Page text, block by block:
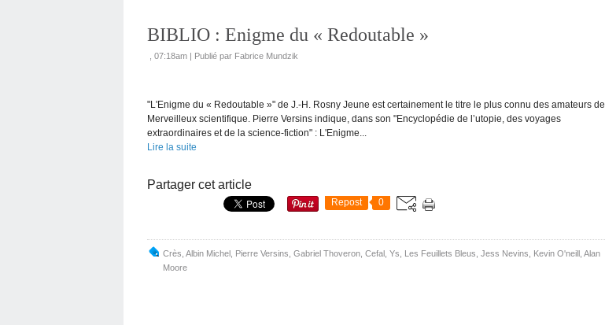
BIBLIO : Enigme du « Redoutable »
, 07:18am | Publié par Fabrice Mundzik
"L'Enigme du « Redoutable »" de J.-H. Rosny Jeune est certainement le titre le plus connu des amateurs de
Merveilleux scientifique. Pierre Versins indique, dans son "Encyclopédie de l’utopie, des voyages
extraordinaires et de la science-fiction" : L'Enigme...
Lire la suite
Partager cet article
Repost 0
Crès Albin Michel Pierre Versins Gabriel Thoveron Cefal Ys Les Feuillets Bleus Jess Nevins Kevin O'neill Alan
Moore